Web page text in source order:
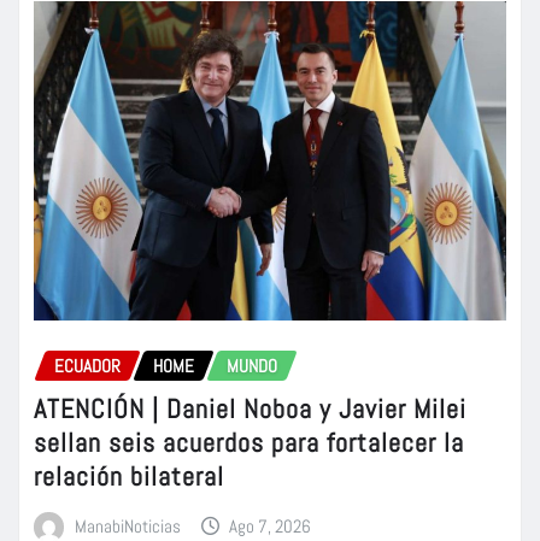
ECUADOR HOME MUNDO
ATENCIÓN | Daniel Noboa y Javier Milei
sellan seis acuerdos para fortalecer la
relación bilateral
ManabiNoticias Ago 7, 2026